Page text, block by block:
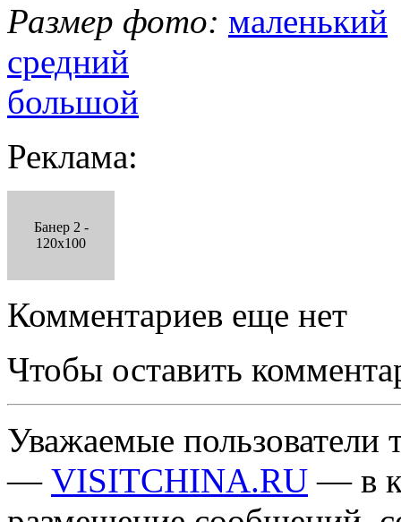
Размер фото: маленький
средний
большой
Реклама:
Банер 2 -
120x100
Комментариев еще нет
Чтобы оставить
Уважаемые пользователи
— VISITCHINA.RU — в